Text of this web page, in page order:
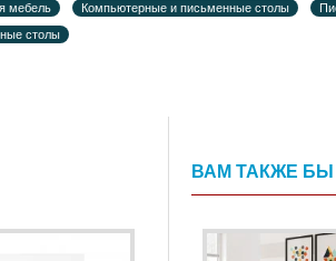
мебель Компьютерные и письменные столы
столы
ВАМ ТАКЖЕ